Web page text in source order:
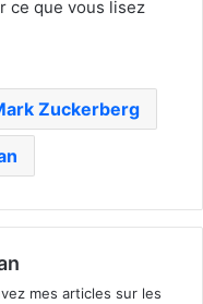
ce que vous lisez
Zuckerberg
mes articles sur les